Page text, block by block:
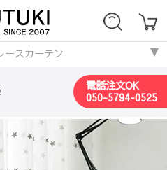
スカーテン
レースカーテン
カーテン
スカーテン
レースカーテン
電話注文OK
050-5794-0525